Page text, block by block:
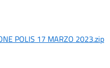
POLIS 17 MARZO 2023.zip